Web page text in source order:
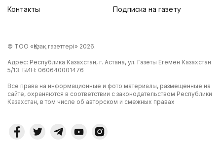
Контакты
Подписка на газету
© ТОО «Қазақ газеттері» 2026.
Адрес: Республика Казахстан, г. Астана, ул. Газеты Егемен Казахстан
5/13. БИН: 060640001476
Все права на информационные и фото материалы, размещенные на
сайте, охраняются в соответствии с законодательством Республики
Казахстан, в том числе об авторском и смежных правах